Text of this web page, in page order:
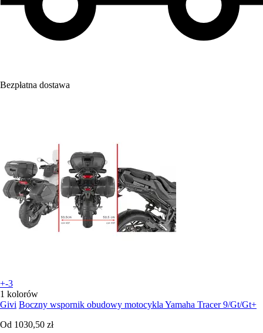
Bezpłatna dostawa
+-3
1 kolorów
Givi Boczny wspornik obudowy motocykla Yamaha Tracer 9/Gt/Gt+
Od 1030,50 zł